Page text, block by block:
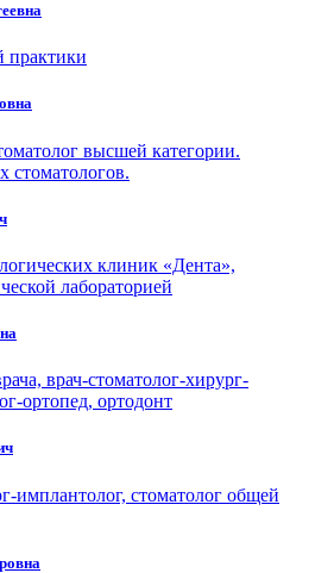
практики
высшей категории.
стоматологов.
клиник «Дента»,
лабораторией
врач-стоматолог-хирург-
ортопед, ортодонт
имплантолог, стоматолог общей